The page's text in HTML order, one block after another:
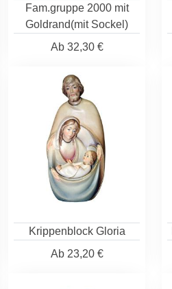
Fam.gruppe 2000 mit
Goldrand(mit Sockel)
Ab32,30 €
Krippenblock Gloria
Ab23,20 €